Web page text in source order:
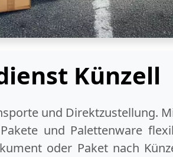
Künzell
und Direktzustellung.
und Palettenware
oder Paket nach